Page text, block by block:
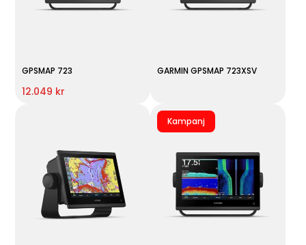
GPSMAP 723
12.049 kr
GARMIN GPSMAP 723XSV
Kampanj